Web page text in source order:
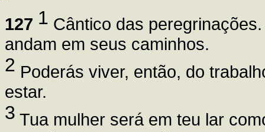
127 1 Cântico das
andam em seus caminhos.
2 Poderás viver, então, do
estar.
3 Tua mulher será em teu lar